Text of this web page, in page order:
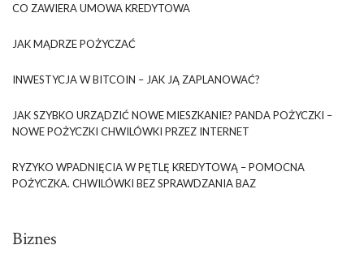
CO ZAWIERA UMOWA KREDYTOWA
JAK MĄDRZE POŻYCZAĆ
INWESTYCJA W BITCOIN – JAK JĄ ZAPLANOWAĆ?
JAK SZYBKO URZĄDZIĆ NOWE MIESZKANIE? PANDA POŻYCZKI –
NOWE POŻYCZKI CHWILÓWKI PRZEZ INTERNET
RYZYKO WPADNIĘCIA W PĘTLĘ KREDYTOWĄ – POMOCNA
POŻYCZKA. CHWILÓWKI BEZ SPRAWDZANIA BAZ
Biznes